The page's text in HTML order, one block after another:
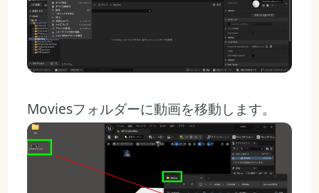
Moviesフォルダーに動画を移動します。